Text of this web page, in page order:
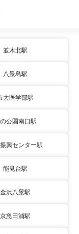
並木北駅
八景島駅
大医学部駅
公園南口駅
興センター駅
能見台駅
金沢八景駅
京急田浦駅